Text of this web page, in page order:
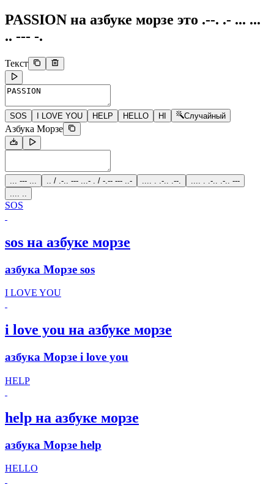
PASSION на азбуке морзе это .--. .- ... ...
.. --- -.
Текст
SOS I LOVE YOU HELP HELLO HI Случайный
Азбука Морзе
... --- ... .. / .-.. --- ...- . / -.-- --- ..- .... . .-.. .--.
.... . .-.. .-.. ---
SOS
sos на азбуке морзе
азбука Морзе sos
I LOVE YOU
i love you на азбуке морзе
азбука Морзе i love you
HELP
help на азбуке морзе
азбука Морзе help
HELLO